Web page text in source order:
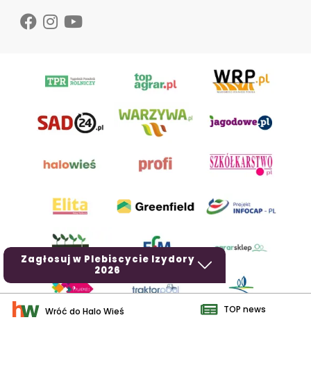
Zagłosuj w Plebiscycie Izydory
2026
Wróć do Halo Wieś TOP news